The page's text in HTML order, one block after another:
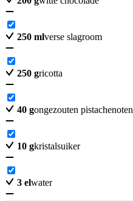
250 mlverse slagroom
250 gricotta
40 gongezouten pistachenoten
10 gkristalsuiker
3 elwater